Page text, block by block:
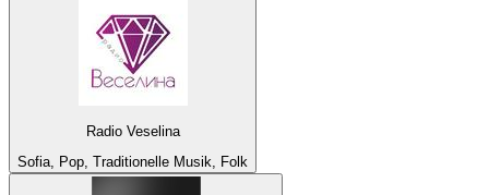
Radio Veselina
Sofia, Pop, Traditionelle Musik, Folk